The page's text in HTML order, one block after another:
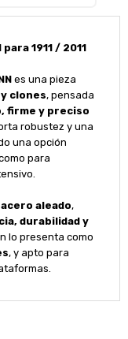
1911 / 2011
es una pieza
y clones, pensada
firme y preciso
robustez y una
una opción
para
aleado,
durabilidad y
lo presenta como
, y apto para